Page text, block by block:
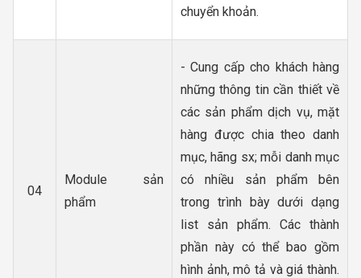
chuyển khoản.
04
Module sản
phẩm
- Cung cấp cho khách hàng
những thông tin cần thiết về
các sản phẩm dịch vụ, mặt
hàng được chia theo danh
mục, hãng sx; mỗi danh mục
có nhiều sản phẩm bên
trong trình bày dưới dạng
list sản phẩm. Các thành
phần này có thể bao gồm
hình ảnh, mô tả và giá thành.